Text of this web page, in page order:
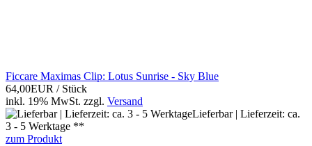
Ficcare Maximas Clip: Lotus Sunrise - Sky Blue
64,00EUR / Stück
inkl. 19% MwSt. zzgl. Versand
Lieferbar | Lieferzeit: ca.
3 - 5 Werktage **
zum Produkt